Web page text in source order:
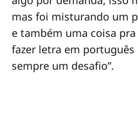
mas foi misturando um
e também uma coisa
fazer letra em português
sempre um desafio”.